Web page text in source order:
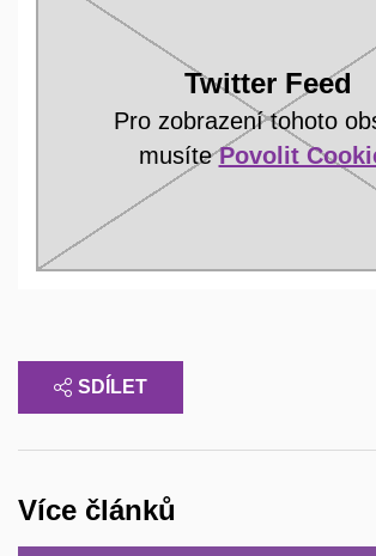
Twitter Feed
Pro zobrazení tohoto
musítePovolit
SDÍLET
Více článků